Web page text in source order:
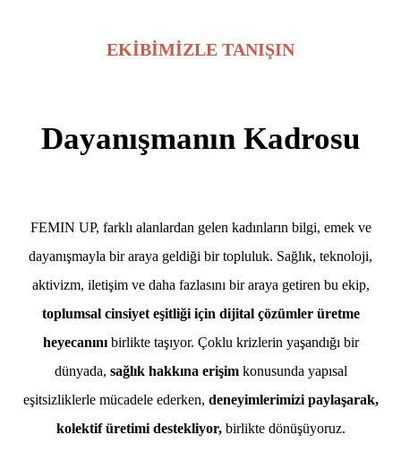
EKİBİMİZLE TANIŞIN
Dayanışmanın Kadrosu
FEMIN UP, farklı alanlardan gelen kadınların bilgi, emek ve
dayanışmayla bir araya geldiği bir topluluk. Sağlık, teknoloji,
aktivizm, iletişim ve daha fazlasını bir araya getiren bu ekip,
toplumsal cinsiyet eşitliği için dijital çözümler üretme
heyecanınıbirlikte taşıyor. Çoklu krizlerin yaşandığı bir
dünyada, sağlık hakkına erişimkonusunda yapısal
eşitsizliklerle mücadele ederken, deneyimlerimizi paylaşarak,
kolektif üretimi destekliyor,birlikte dönüşüyoruz.